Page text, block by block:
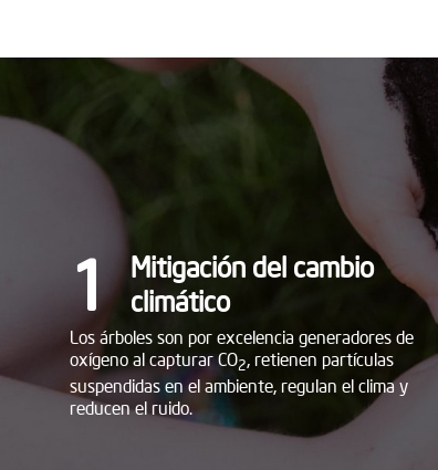
1
Mitigación del cambio
climático
Los árboles son por excelencia generadores de
oxígeno al capturar CO2 , retienen partículas
suspendidas en el ambiente, regulan el clima y
reducen el ruido.